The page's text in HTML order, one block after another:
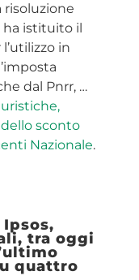
risoluzione
istituito il
in
dal Pnrr, …
sconto
Nazionale.
tra oggi
quattro